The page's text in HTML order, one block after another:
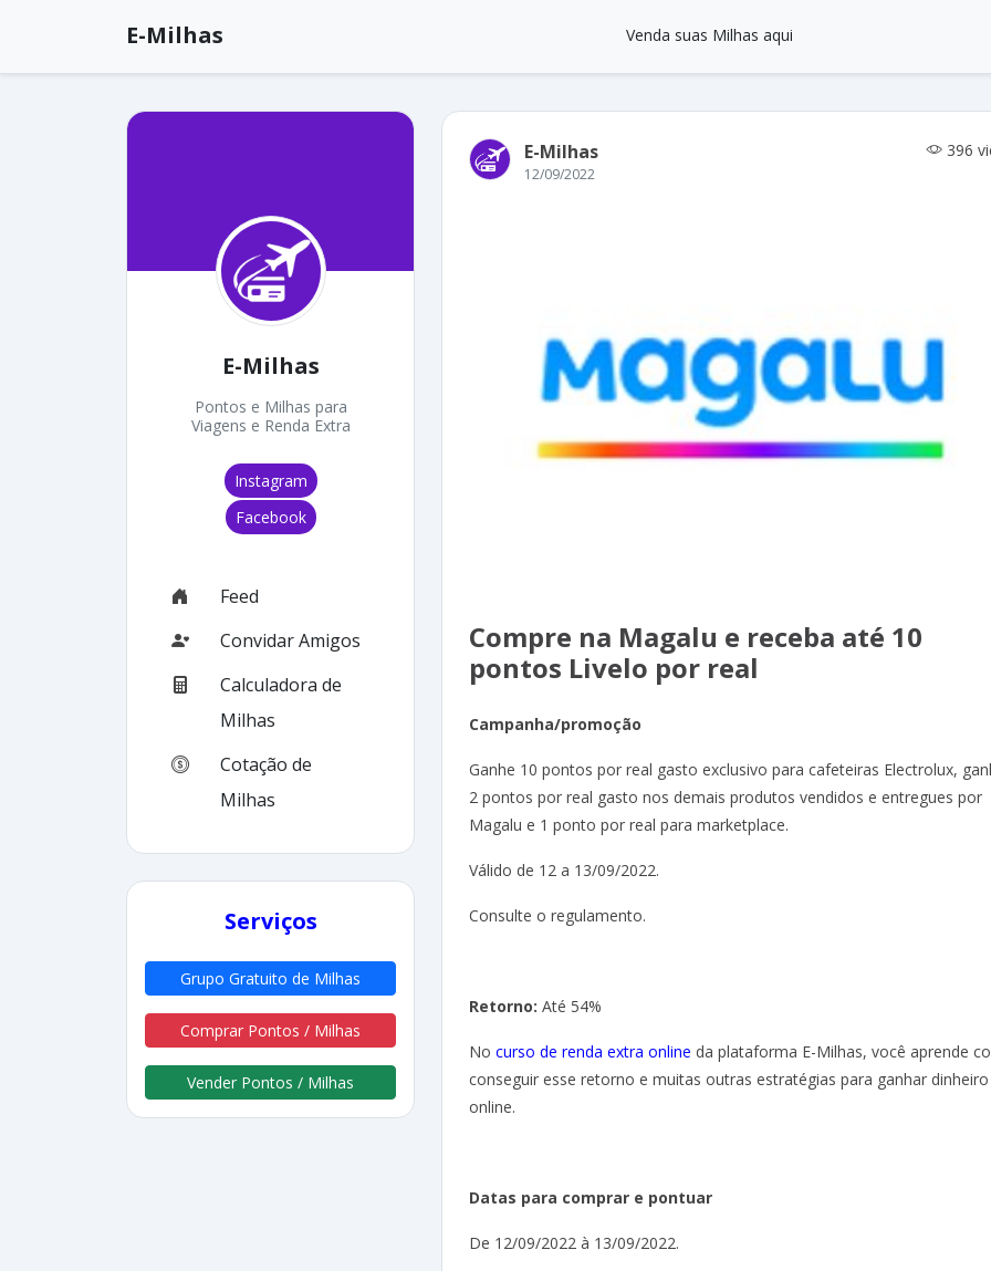
E-Milhas Venda suas Milhas aqui
E-Milhas
Pontos e Milhas para
Viagens e Renda Extra
Instagram
Facebook
Feed
Convidar Amigos
Calculadora de
Milhas
Cotação de
Milhas
Serviços
Grupo Gratuito de Milhas
Comprar Pontos / Milhas
Vender Pontos / Milhas
E-Milhas 396
12/09/2022
Compre na Magalu e receba até 10
pontos Livelo por real
Campanha/promoção
Ganhe 10 pontos por real gasto exclusivo para cafeteiras Electrolux,
2 pontos por real gasto nos demais produtos vendidos e entregues por
Magalu e 1 ponto por real para marketplace.
Válido de 12 a 13/09/2022.
Consulte o regulamento.
Retorno: Até 54%
No curso de renda extra online da plataforma E-Milhas, você aprende
conseguir esse retorno e muitas outras estratégias para ganhar dinheiro
online.
Datas para comprar e pontuar
De 12/09/2022 à 13/09/2022.